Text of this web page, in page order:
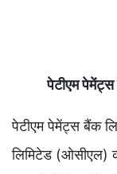
पेटीएम पेमेंट्स
पेटीएम पेमेंट्स बैंक
लिमिटेड (ओसीएल)